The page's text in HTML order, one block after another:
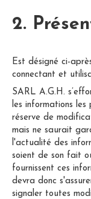
2.
Est désigné ci-
connectant et
SARL A.G.H.
les informations les
réserve de
mais ne saurait
l'actualité des
soient de son fait
fournissent ces
devra donc
signaler toutes